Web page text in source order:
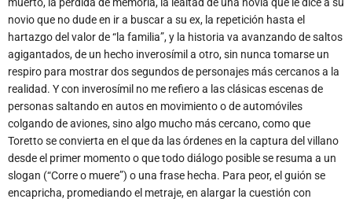
agigantados, de un hecho inverosímil a otro, sin nunca tomarse un
respiro para mostrar dos segundos de personajes más cercanos a la
realidad. Y con inverosímil no me refiero a las clásicas escenas de
personas saltando en autos en movimiento o de automóviles
colgando de aviones, sino algo mucho más cercano, como que
Toretto se convierta en el que da las órdenes en la captura del villano
desde el primer momento o que todo diálogo posible se resuma a un
slogan (“Corre o muere”) o una frase hecha. Para peor, el guión se
encapricha, promediando el metraje, en alargar la cuestión con
subtramas que son absolutamente innecesarias (¿Era necesario que
X saliera del país para reencontrarse con esos personajes del